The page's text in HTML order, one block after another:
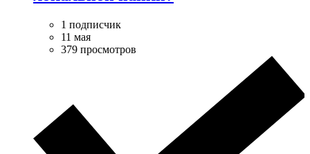
1 подписчик
11 мая
379 просмотров